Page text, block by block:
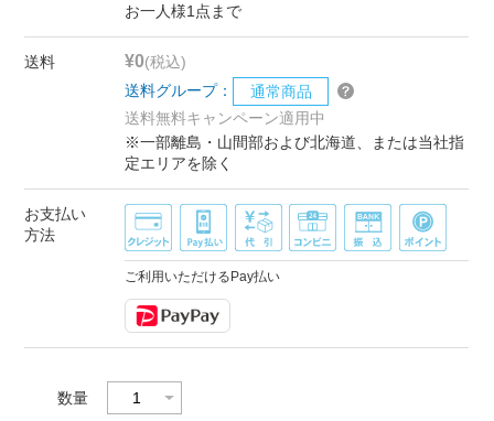
お一人様1点まで
送料 ¥0(税込)
送料グループ：
通常商品
送料無料キャンペーン適用中
※一部離島・山間部および北海道、または当社指
定エリアを除く
お支払い
方法
ご利用いただけるPay払い
数量